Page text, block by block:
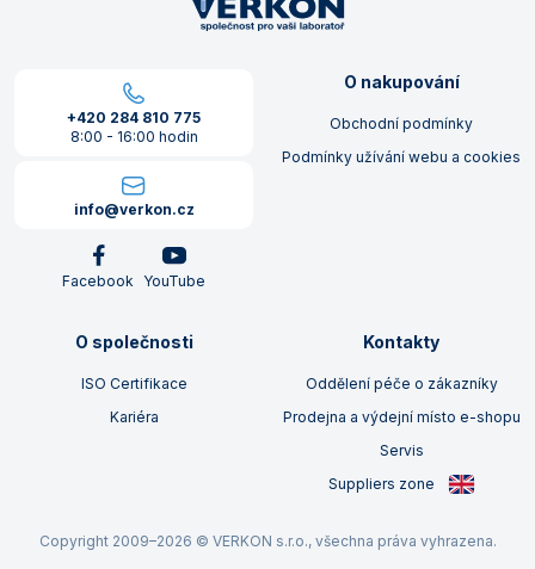
+420 284 810 775
8:00 - 16:00 hodin
info@verkon.cz
Facebook YouTube
O nakupování
Obchodní podmínky
Podmínky užívání webu a cookies
O společnosti
ISO Certifikace
Kariéra
Kontakty
Oddělení péče o zákazníky
Prodejna a výdejní místo e-shopu
Servis
Suppliers zone
Copyright 2009–2026 © VERKON s.r.o., všechna práva vyhrazena.